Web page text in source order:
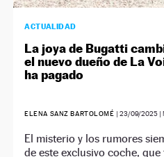
ACTUALIDAD
La joya de Bugatti
el nuevo dueño de La
ha pagado
ELENA SANZ BARTOLOMÉ | 23/09/2025|
El misterio y los rumores
de este exclusivo coche,